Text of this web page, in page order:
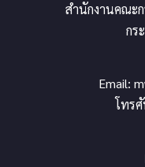
สำนักงานคณะ
กร
Email:
โทร